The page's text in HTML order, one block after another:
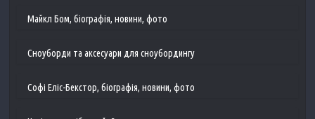
Майкл Бом, біографія, новини, фото
Сноуборди та аксесуари для сноубордингу
Софі Еліс-Бекстор, біографія, новини, фото